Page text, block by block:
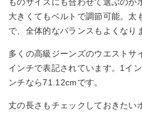
大きくてもベルトで調節可能。太
で、全体的なバランスもよくなり
多くの高級ジーンズのウエストサ
インチで表記されています。1イ
ンチなら71.12cmです。
丈の長さもチェックしておきたい